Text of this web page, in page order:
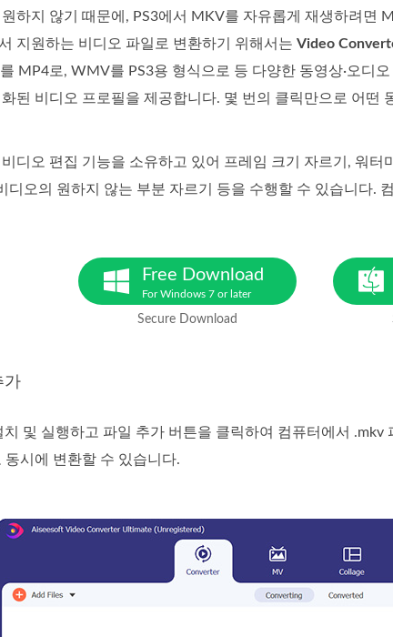
하지 않기 때문에, PS3에서 MKV를 자유롭게 재생하려면
지원하는 비디오 파일로 변환하기 위해서는 Video
MP4로, WMV를 PS3용 형식으로 등 다양한 동영상·오디
된 비디오 프로필을 제공합니다. 몇 번의 클릭만으로 어떤
디오 편집 기능을 소유하고 있어 프레임 크기 자르기, 워
디오의 원하지 않는 부분 자르기 등을 수행할 수 있습니다.
Free Download
For Windows 7 or later
Secure Download
가
및 실행하고 파일 추가 버튼을 클릭하여 컴퓨터에서
시에 변환할 수 있습니다.